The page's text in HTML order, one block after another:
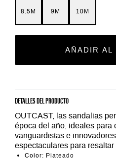
8.5M 9M 10M
AÑADIR AL
DETALLES DEL PRODUCTO
OUTCAST, las sandalias
época del año, ideales para
vanguardistas e
espectaculares para
Color: Plateado